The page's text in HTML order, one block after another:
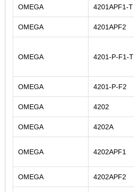
OMEGA 4201APF1-T
OMEGA 4201APF2
OMEGA 4201-P-F1-T
OMEGA 4201-P-F2
OMEGA 4202
OMEGA 4202A
OMEGA 4202APF1
OMEGA 4202APF2